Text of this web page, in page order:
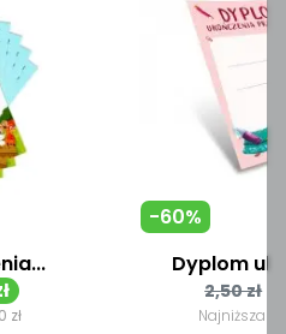
zł
Dyplom
Cena
2,50 zł
Najniższa
-60%